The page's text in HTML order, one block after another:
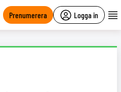
Prenumerera Logga in